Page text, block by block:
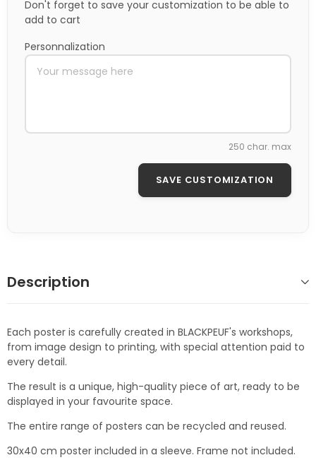
Don't forget to save your customization to be able to
add to cart
Personnalization
250 char. max
SAVE CUSTOMIZATION
Description
Each poster is carefully created in BLACKPEUF's workshops,
from image design to printing, with special attention paid to
every detail.
The result is a unique, high-quality piece of art, ready to be
displayed in your favourite space.
The entire range of posters can be recycled and reused.
30x40 cm poster included in a sleeve. Frame not included.